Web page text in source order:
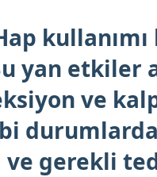
kullanımı
yan etkiler
ve
ve gerekli